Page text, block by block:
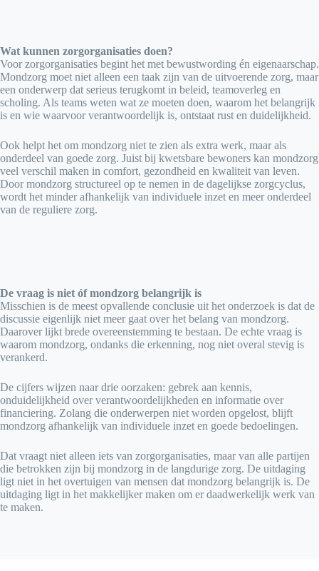
Wat kunnen zorgorganisaties doen?
Voor zorgorganisaties begint het met bewustwording én eigenaarschap.
Mondzorg moet niet alleen een taak zijn van de uitvoerende zorg, maar
een onderwerp dat serieus terugkomt in beleid, teamoverleg en
scholing. Als teams weten wat ze moeten doen, waarom het belangrijk
is en wie waarvoor verantwoordelijk is, ontstaat rust en duidelijkheid.
Ook helpt het om mondzorg niet te zien als extra werk, maar als
onderdeel van goede zorg. Juist bij kwetsbare bewoners kan mondzorg
veel verschil maken in comfort, gezondheid en kwaliteit van leven.
Door mondzorg structureel op te nemen in de dagelijkse zorgcyclus,
wordt het minder afhankelijk van individuele inzet en meer onderdeel
van de reguliere zorg.
De vraag is niet óf mondzorg belangrijk is
Misschien is de meest opvallende conclusie uit het onderzoek is dat de
discussie eigenlijk niet meer gaat over het belang van mondzorg.
Daarover lijkt brede overeenstemming te bestaan. De echte vraag is
waarom mondzorg, ondanks die erkenning, nog niet overal stevig is
verankerd.
De cijfers wijzen naar drie oorzaken: gebrek aan kennis,
onduidelijkheid over verantwoordelijkheden en informatie over
financiering. Zolang die onderwerpen niet worden opgelost, blijft
mondzorg afhankelijk van individuele inzet en goede bedoelingen.
Dat vraagt niet alleen iets van zorgorganisaties, maar van alle partijen
die betrokken zijn bij mondzorg in de langdurige zorg. De uitdaging
ligt niet in het overtuigen van mensen dat mondzorg belangrijk is. De
uitdaging ligt in het makkelijker maken om er daadwerkelijk werk van
te maken.